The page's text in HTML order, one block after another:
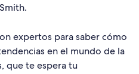
expertos para saber cómo
en el mundo de la
que te espera tu